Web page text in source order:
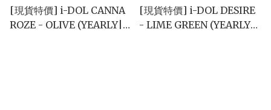
[現貨特價] i-DOL CANNA
ROZE - OLIVE (YEARLY|
[現貨特價] i-DOL DESIRE
- LIME GREEN (YEARLY|